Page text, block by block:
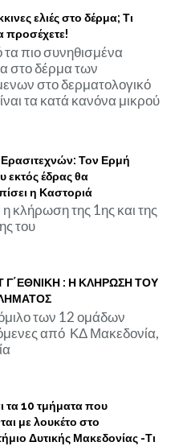
ελιές στο δέρμα; Τι
προσέχετε!
πιο συνηθισμένα
στο δέρμα των
στο δερματολογικό
τα κατά κανόνα μικρού
Τον Ερμή
εκτός έδρας θα
η Καστοριά
κλήρωση της 1ης και της
του
Γ΄ΕΘΝΙΚΗ : Η ΚΛΗΡΩΣΗ ΤΟΥ
των 12 ομάδων
από ΚΔ Μακεδονία,
τα 10 τμήματα που
με λουκέτο στο
Δυτικής Μακεδονίας -Τι